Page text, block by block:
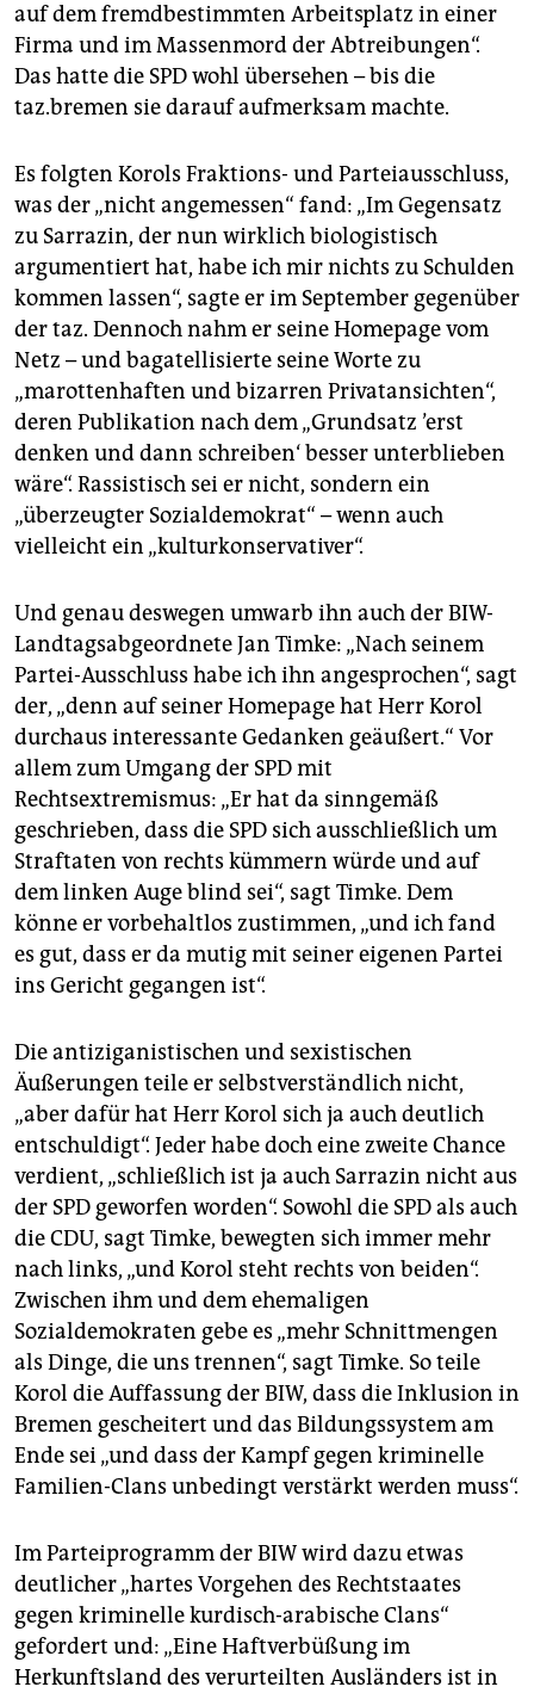
auf dem fremdbestimmten Arbeitsplatz in einer
Firma und im Massenmord der Abtreibungen“.
Das hatte die SPD wohl übersehen – bis die
taz.bremen sie darauf aufmerksam machte.
Es folgten Korols Fraktions- und Parteiausschluss,
was der „nicht angemessen“ fand: „Im Gegensatz
zu Sarrazin, der nun wirklich biologistisch
argumentiert hat, habe ich mir nichts zu Schulden
kommen lassen“, sagte er im September gegenüber
der taz. Dennoch nahm er seine Homepage vom
Netz – und bagatellisierte seine Worte zu
„marottenhaften und bizarren Privatansichten“,
deren Publikation nach dem „Grundsatz ’erst
denken und dann schreiben‘ besser unterblieben
wäre“. Rassistisch sei er nicht, sondern ein
„überzeugter Sozialdemokrat“ – wenn auch
vielleicht ein „kulturkonservativer“.
Und genau deswegen umwarb ihn auch der BIW-
Landtagsabgeordnete Jan Timke: „Nach seinem
Partei-Ausschluss habe ich ihn angesprochen“, sagt
der, „denn auf seiner Homepage hat Herr Korol
durchaus interessante Gedanken geäußert.“ Vor
allem zum Umgang der SPD mit
Rechtsextremismus: „Er hat da sinngemäß
geschrieben, dass die SPD sich ausschließlich um
Straftaten von rechts kümmern würde und auf
dem linken Auge blind sei“, sagt Timke. Dem
könne er vorbehaltlos zustimmen, „und ich fand
es gut, dass er da mutig mit seiner eigenen Partei
ins Gericht gegangen ist“.
Die antiziganistischen und sexistischen
Äußerungen teile er selbstverständlich nicht,
„aber dafür hat Herr Korol sich ja auch deutlich
entschuldigt“. Jeder habe doch eine zweite Chance
verdient, „schließlich ist ja auch Sarrazin nicht aus
der SPD geworfen worden“. Sowohl die SPD als auch
die CDU, sagt Timke, bewegten sich immer mehr
nach links, „und Korol steht rechts von beiden“.
Zwischen ihm und dem ehemaligen
Sozialdemokraten gebe es „mehr Schnittmengen
als Dinge, die uns trennen“, sagt Timke. So teile
Korol die Auffassung der BIW, dass die Inklusion in
Bremen gescheitert und das Bildungssystem am
Ende sei „und dass der Kampf gegen kriminelle
Familien-Clans unbedingt verstärkt werden muss“.
Im Parteiprogramm der BIW wird dazu etwas
deutlicher „hartes Vorgehen des Rechtstaates
gegen kriminelle kurdisch-arabische Clans“
gefordert und: „Eine Haftverbüßung im
Herkunftsland des verurteilten Ausländers ist in